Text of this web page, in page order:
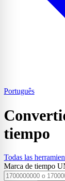
Português
tiempo
Todas las
Marca de tiempo